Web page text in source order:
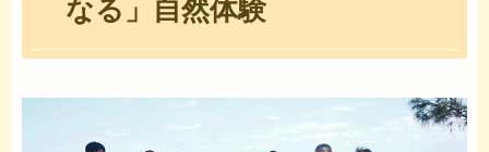
なる」自然体験